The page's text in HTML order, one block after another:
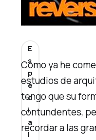
Como ya he
estudios de
tengo que su
contundentes,
recordar a las
4
E
s
p
e
c
i
a
l